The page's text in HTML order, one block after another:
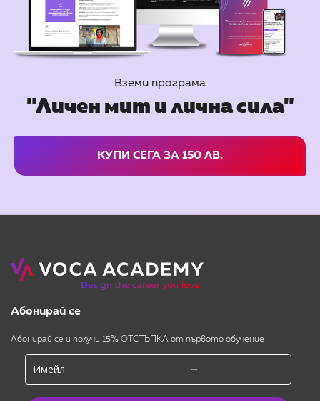
Вземи програма
"Личен мит и лична сила"
КУПИ СЕГА ЗА 150 ЛВ.
Абонирай се
Абонирай се и получи 15% ОТСТЪПКА от първото обучение